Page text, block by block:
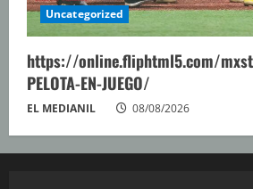
Uncategorized
https://online.fliphtml5.com/
PELOTA-EN-JUEGO/
EL MEDIANIL 08/08/2026